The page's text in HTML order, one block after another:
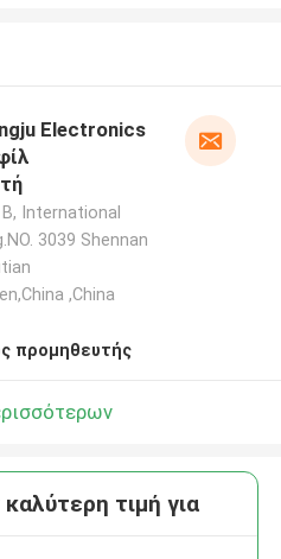
Electronics
International
3039 Shennan
,China
προμηθευτής
τιμή για